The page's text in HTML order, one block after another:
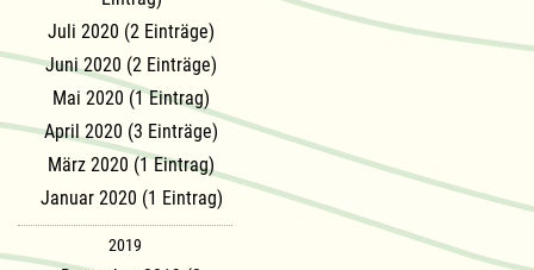
Juli 2020 (2 Einträge)
Juni 2020 (2 Einträge)
Mai 2020 (1 Eintrag)
April 2020 (3 Einträge)
März 2020 (1 Eintrag)
Januar 2020 (1 Eintrag)
2019